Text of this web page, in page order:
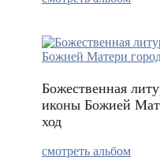
Божественная
иконы Божией
ход
смотреть альбом